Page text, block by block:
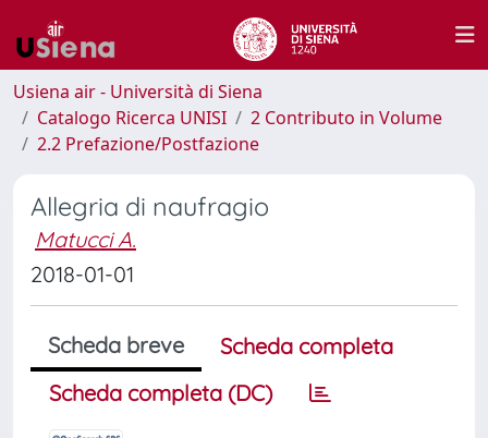
Usiena air - Università di Siena
Catalogo Ricerca UNISI
2 Contributo in Volume
2.2 Prefazione/Postfazione
Allegria di naufragio
Matucci A.
2018-01-01
Scheda breve
Scheda completa
Scheda completa (DC)